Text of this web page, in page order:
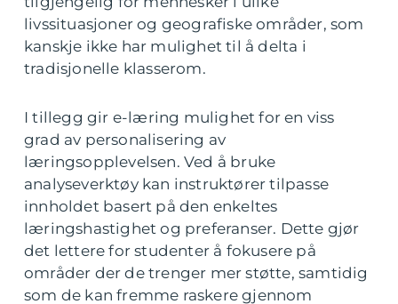
livssituasjoner og geografiske områder, som
kanskje ikke har mulighet til å delta i
tradisjonelle klasserom.
I tillegg gir e-læring mulighet for en viss
grad av personalisering av
læringsopplevelsen. Ved å bruke
analyseverktøy kan instruktører tilpasse
innholdet basert på den enkeltes
læringshastighet og preferanser. Dette gjør
det lettere for studenter å fokusere på
områder der de trenger mer støtte, samtidig
som de kan fremme raskere gjennom